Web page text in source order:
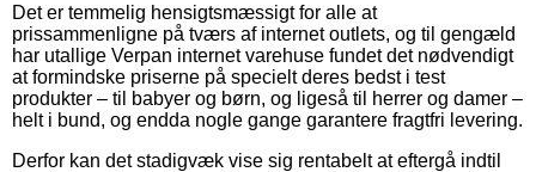
Det er temmelig hensigtsmæssigt for alle at
prissammenligne på tværs af internet outlets, og til gengæld
har utallige Verpan internet varehuse fundet det nødvendigt
at formindske priserne på specielt deres bedst i test
produkter – til babyer og børn, og ligeså til herrer og damer –
helt i bund, og endda nogle gange garantere fragtfri levering.
Derfor kan det stadigvæk vise sig rentabelt at eftergå indtil